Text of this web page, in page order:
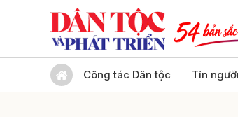
Công tác Dân tộc Tín